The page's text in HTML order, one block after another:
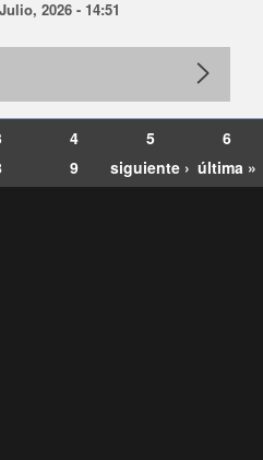
2026 - 14:51
4 5
6
9 siguiente › última »